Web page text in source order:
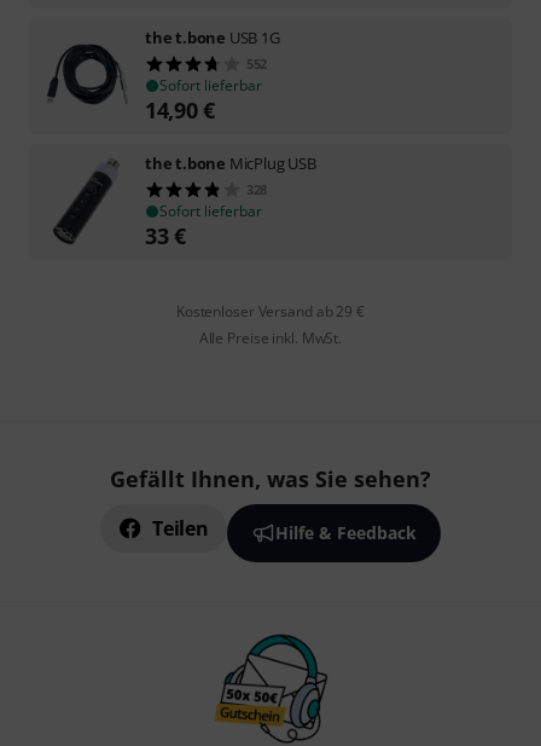
the t.bone USB 1G
552
Sofort lieferbar
14,90€
the t.bone MicPlug USB
328
Sofort lieferbar
33€
Kostenloser Versand ab 29 €
Alle Preise inkl. MwSt.
Gefällt Ihnen, was Sie sehen?
Teilen Hilfe & Feedback